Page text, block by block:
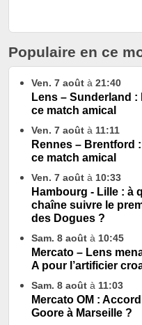
Populaire en ce
Ven. 7 août à 21:40
Lens – Sunderland
ce match amical
Ven. 7 août à 11:11
Rennes – Brentford
ce match amical
Ven. 7 août à 10:33
Hambourg - Lille : à
chaîne suivre le
des Dogues ?
Sam. 8 août à 10:45
Mercato – Lens
A pour l’artificier
Sam. 8 août à 11:03
Mercato OM :
Goore à Marseille ?